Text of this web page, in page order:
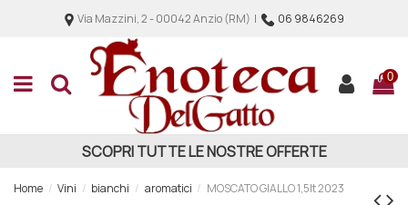
Via Mazzini, 2 - 00042 Anzio (RM) | 06 9846269
0
SCOPRI TUTTE LE NOSTRE OFFERTE
Home Vini bianchi aromatici
MOSCATO GIALLO 1,5lt 2023